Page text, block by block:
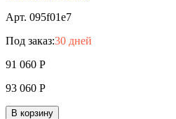
Арт. 095f01e7
Под заказ:30 дней
91 060 Р
93 060 Р
В корзину